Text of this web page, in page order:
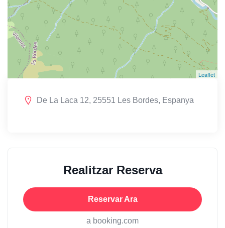
Leaflet
De La Laca 12, 25551 Les Bordes, Espanya
Realitzar Reserva
Reservar Ara
a booking.com